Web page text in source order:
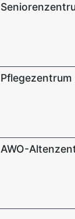
Pflegezentrum
AWO-